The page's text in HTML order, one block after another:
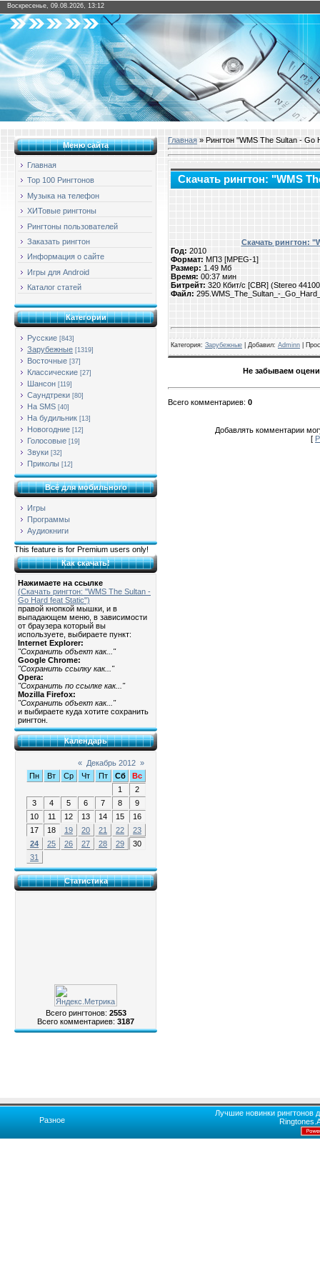
Воскресенье, 09.08.2026, 13:12
Меню сайта
Главная
Top 100 Рингтонов
Музыка на телефон
ХИТовые рингтоны
Рингтоны пользователей
Заказать рингтон
Информация о сайте
Игры для Android
Каталог статей
Категории
Русские [843]
Зарубежные [1319]
Восточные [37]
Классические [27]
Шансон [119]
Саундтреки [80]
На SMS [40]
На будильник [13]
Новогодние [12]
Голосовые [19]
Звуки [32]
Приколы [12]
Всё для мобильного
Игры
Программы
Аудиокниги
This feature is for Premium users only!
Как скачать!
Нажимаете на ссылке
(Скачать рингтон: "WMS The Sultan -
Go Hard feat Static")
правой кнопкой мышки, и в
выпадающем меню, в зависимости
от браузера который вы
используете, выбираете пункт:
Internet Explorer:
"Сохранить объект как..."
Google Chrome:
"Сохранить ссылку как..."
Opera:
"Сохранить по ссылке как..."
Mozilla Firefox:
"Сохранить объект как..."
и выбираете куда хотите сохранить
рингтон.
Календарь
« Декабрь 2012 »
Пн
Вт Ср Чт Пт Сб
Вс
1
2
3
4 5 6 7 8
9
10
11 12 13 14 15
16
17
18 19 20 21 22
23
24
25 26 27 28 29
30
31
Статистика
Всего рингтонов: 2553
Всего комментариев: 3187
Главная » Рингтон "WMS The Sultan - Go
Скачать рингтон: "WMS
Скачать рингтон:
Год: 2010
Формат: МП3 [MPEG-1]
Размер: 1.49 Мб
Время: 00:37 мин
Битрейт: 320 Кбит/с [CBR] (Stereo
Файл: 295.WMS_The_Sultan_-
Категория: Зарубежные | Добавил: Adminn
Не забываем
Всего комментариев: 0
Добавлять комментарии
[
Разное
Лучшие новинки рингтонов